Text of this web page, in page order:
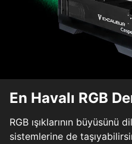
En Havalı RGB
RGB ışıklarının büyüsünü
sistemlerine de